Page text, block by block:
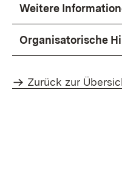
Weitere
Organisatorische
Zurück zur